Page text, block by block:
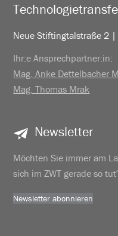
Neue Stiftingtalstraße 2 |
Ihr:e Ansprechpartner:in:
Mag. Anke Dettelbacher
Mag. Thomas Mrak
Newsletter
Möchten Sie immer am
sich im ZWT gerade so
Newsletter abonnieren